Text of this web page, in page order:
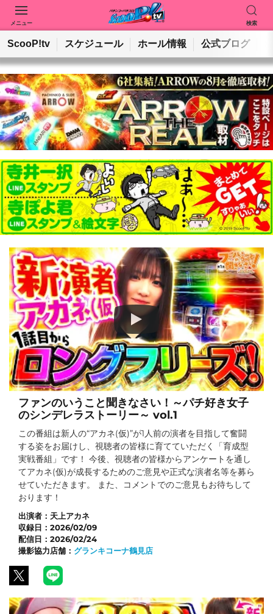
メニュー 検索
動画を検索 ホールを検索
検索
ScooP!tv スケジュール ホール情報 公式ブログ
ファンのいうこと聞きなさい！～パチ好き女子
のシンデレラストーリー～ vol.1
この番組は新人の“アカネ(仮)”が1人前の演者を目指して奮闘
する姿をお届けし、視聴者の皆様に育てていただく「育成型
実戦番組」です！ 今後、視聴者の皆様からアンケートを通し
てアカネ(仮)が成長するためのご意見や正式な演者名等を募ら
せていただきます。 また、コメントでのご意見もお待ちして
おります！
出演者： 天上アカネ
収録日： 2026/02/09
配信日： 2026/02/24
撮影協力店舗： グランキコーナ鶴見店